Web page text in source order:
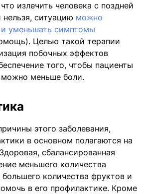
излечить человека с поздней
нельзя, ситуацию можно
и уменьшать симптомы
Целью такой терапии
побочных эффектов
того, чтобы пациенты
меньше боли.
этого заболевания,
в основном полагаются на
сбалансированная
меньшего количества
количества фруктов и
в его профилактике. Кроме